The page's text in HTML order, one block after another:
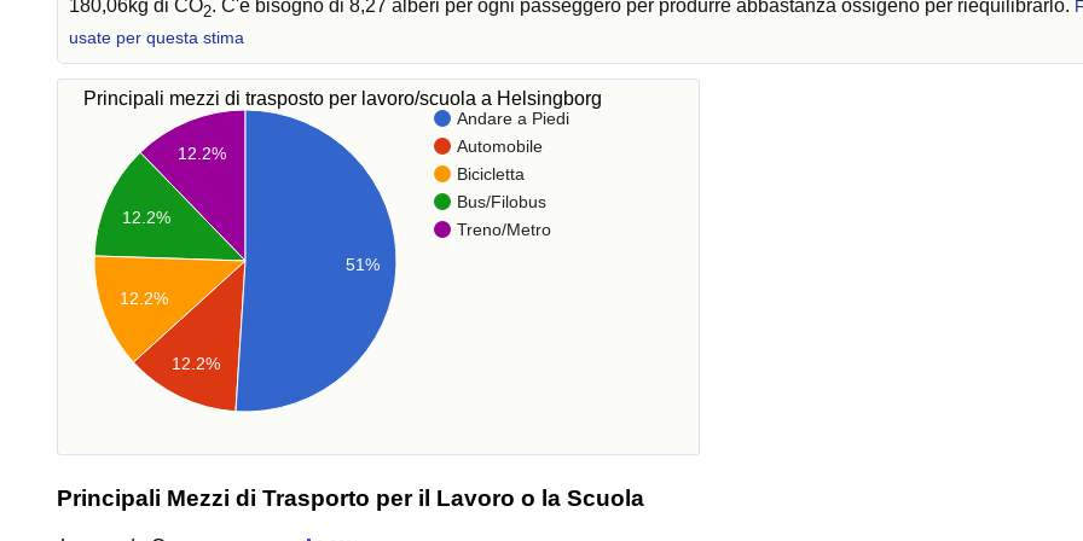
180,06kg di CO2. C'è bisogno di 8,27 alberi per ogni passeggero per produrre abbastanza ossigeno per riequilibrarlo.
usate per questa stima
Principali mezzi di trasposto per lavoro/scuola a Helsingborg
Andare a Piedi
Automobile
Bicicletta
Bus/Filobus
Treno/Metro
12.2%
12.2%
12.2%
12.2%
51%
Principali Mezzi di Trasporto per il Lavoro o la Scuola